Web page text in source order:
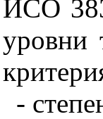
ИСО
уровни
-